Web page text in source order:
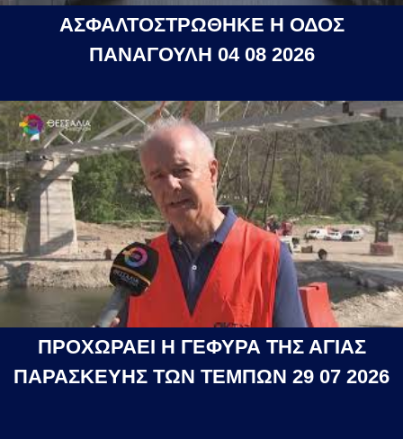
ΑΣΦΑΛΤΟΣΤΡΩΘΗΚΕ Η ΟΔΟΣ
ΠΑΝΑΓΟΥΛΗ 04 08 2026
ΠΡΟΧΩΡΑΕΙ Η ΓΕΦΥΡΑ ΤΗΣ ΑΓΙΑΣ
ΠΑΡΑΣΚΕΥΗΣ ΤΩΝ ΤΕΜΠΩΝ 29 07 2026